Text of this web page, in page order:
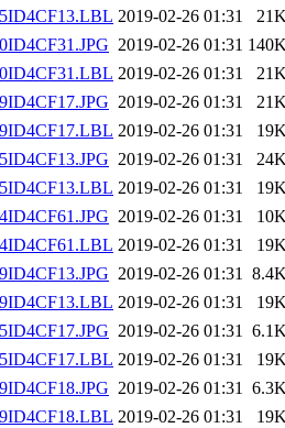
2019-02-26 01:31
2019-02-26 01:31
2019-02-26 01:31
2019-02-26 01:31
2019-02-26 01:31
2019-02-26 01:31
2019-02-26 01:31
2019-02-26 01:31
2019-02-26 01:31
2019-02-26 01:31
2019-02-26 01:31
2019-02-26 01:31
2019-02-26 01:31
2019-02-26 01:31
2019-02-26 01:31